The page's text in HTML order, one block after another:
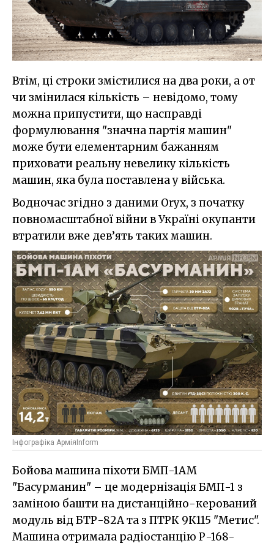
Втім, ці строки змістилися на два роки, а от
чи змінилася кількість – невідомо, тому
можна припустити, що насправді
формулювання "значна партія машин"
може бути елементарним бажанням
приховати реальну невелику кількість
машин, яка була поставлена у війська.
Водночас згідно з даними Oryx, з початку
повномасштабної війни в Україні окупанти
втратили вже дев’ять таких машин.
Інфографіка АрміяInform
Бойова машина піхоти БМП-1АМ
"Басурманин" – це модернізація БМП-1 з
заміною башти на дистанційно-керований
модуль від БТР-82А та з ПТРК 9К115 "Метис".
Машина отримала радіостанцію Р-168-